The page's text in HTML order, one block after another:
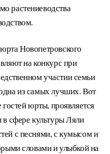
растениеводства
Новопетровского
на конкурс при
участии семьи
из самых лучших. Вот
юрты, проявляется
в сфере культуры Ляли
с песнями, с кумысом и
словами и улыбкой на